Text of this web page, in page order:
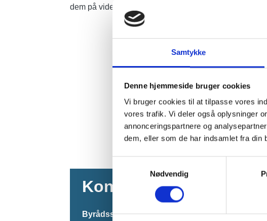
Samtykke
Denne hjemmeside bruger cookies
Vi bruger cookies til at tilpasse vores
vores trafik. Vi deler også oplysninger
annonceringspartnere og
dem, eller som de har indsamlet fra din
Nødvendig
dem på video.
Kontakt os
Byrådssekretariatet og Jura